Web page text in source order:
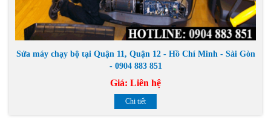
Sửa máy chạy bộ tại Quận 11, Quận 12 - Hồ Chí Minh - Sài Gòn
- 0904 883 851
Giá: Liên hệ
Chi tiết